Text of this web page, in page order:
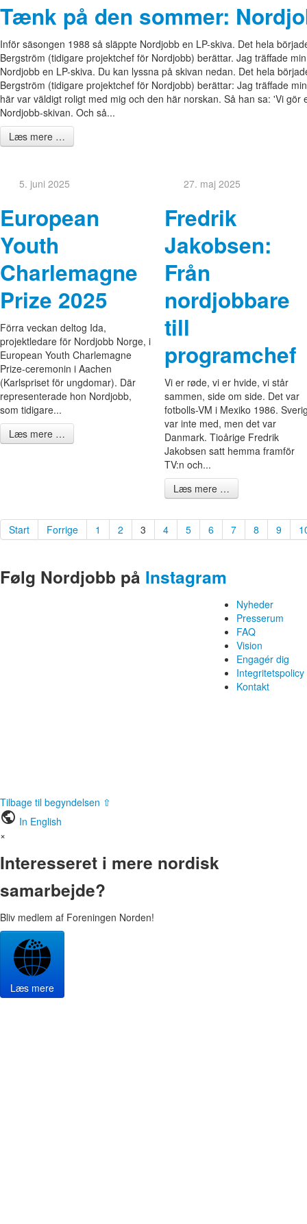
Tænk på den sommer:
Inför säsongen 1988 så släppte Nordjobb en LP-skiva. Det hela
Bergström (tidigare projektchef för Nordjobb) berättar. Jag träffade
Nordjobb en LP-skiva. Du kan lyssna på skivan nedan. Det hela
Bergström (tidigare projektchef för Nordjobb) berättar: Jag träffade
här var väldigt roligt med mig och den här norskan. Så han sa: 'Vi
Nordjobb-skivan. Och så...
Læs mere …
5. juni 2025
European
Youth
Charlemagne
Prize 2025
Förra veckan deltog Ida,
projektledare för Nordjobb Norge, i
European Youth Charlemagne
Prize-ceremonin i Aachen
(Karlspriset för ungdomar). Där
representerade hon Nordjobb,
som tidigare...
Læs mere …
27. maj 2025
Fredrik
Jakobsen:
Från
nordjobbare
till
programchef
Vi er røde, vi er hvide, vi står
sammen, side om side. Det var
fotbolls-VM i Mexiko 1986.
var inte med, men det var
Danmark. Tioårige Fredrik
Jakobsen satt hemma framför
TV:n och...
Læs mere …
Start Forrige 1 2 3 4 5 6 7 8 9
Følg Nordjobb på Instagram
Nyheder
Presserum
FAQ
Vision
Engagér dig
Integritetspolicy
Kontakt
Tilbage til begyndelsen ⇧
public In English
×
Interesseret i mere nordisk
samarbejde?
Bliv medlem af Foreningen Norden!
Læs mere